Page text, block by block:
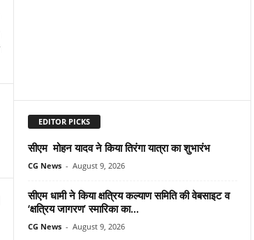
EDITOR PICKS
सीएम मोहन यादव ने किया तिरंगा यात्रा का शुभारंभ
CG News - August 9, 2026
सीएम धामी ने किया क्षत्रिय कल्याण समिति की वेबसाइट व
‘क्षत्रिय जागरण’ स्मारिका का...
CG News - August 9, 2026